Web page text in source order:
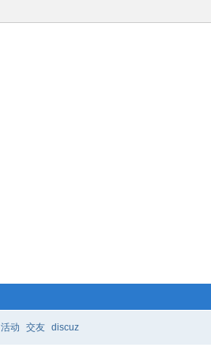
活动 交友 discuz